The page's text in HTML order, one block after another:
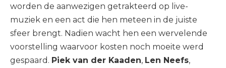
worden de aanwezigen getrakteerd op live-
muziek en een act die hen meteen in de juiste
sfeer brengt. Nadien wacht hen een wervelende
voorstelling waarvoor kosten noch moeite werd
gespaard. Piek van der Kaaden, Len Neefs,